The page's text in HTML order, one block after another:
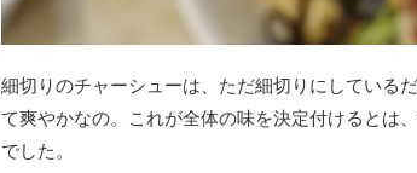
細切りのチャーシューは、ただ細切りにしている
て爽やかなの。これが全体の味を決定付けるとは
でした。